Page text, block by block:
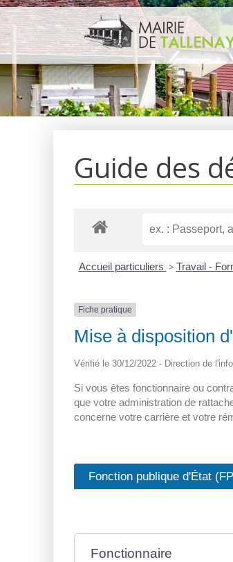
Aller
au
contenu
Guide des
Accueil particuliers > Travail -
Fiche pratique
Mise à disposition
Vérifié le 30/12/2022 - Direction de
Si vous êtes fonctionnaire ou
que votre administration de
concerne votre carrière et votre
Fonction publique d'État
Fonctionnaire